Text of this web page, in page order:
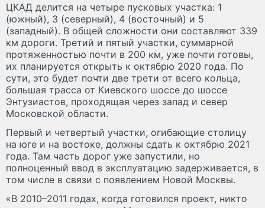
ЦКАД делится на четыре пусковых участка: 1
(южный), 3 (северный), 4 (восточный) и 5
(западный). В общей сложности они составляют 339
км дороги. Третий и пятый участки, суммарной
протяженностью почти в 200 км, уже почти готовы,
их планируется открыть к октябрю 2020 года. По
сути, это будет почти две трети от всего кольца,
большая трасса от Киевского шоссе до шоссе
Энтузиастов, проходящая через запад и север
Московской области.
Первый и четвертый участки, огибающие столицу
на юге и на востоке, должны сдать к октябрю 2021
года. Там часть дорог уже запустили, но
полноценный ввод в эксплуатацию задерживается, в
том числе в связи с появлением Новой Москвы.
«В 2010–2011 годах, когда готовился проект, никто